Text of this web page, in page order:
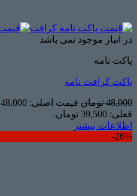
در انبار موجود نمی باشد
پاکت نامه
پاکت کرافت نامه
48,000 تومان قیمت اصلی: 48,000 تومان بود.
فعلی: 39,500 تومان.
اطلاعات بیشتر
26%-